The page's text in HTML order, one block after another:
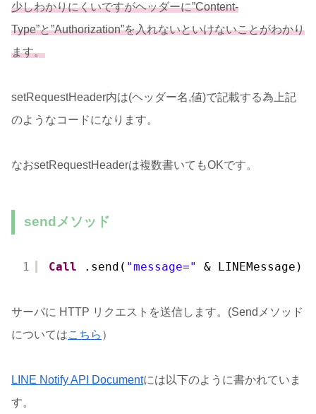
少しわかりにくいですがヘッダーに”Content-
Type”と”Authorization”を入れないといけないことがわかり
ます。
setRequestHeader内は(ヘッダー名,値)で記載する為上記
のようなコードになります。
なおsetRequestHeaderは複数書いてもOKです。
sendメソッド
1 Call .send( "message=" & LINEMessage)
サーバに HTTP リクエストを送信します。(Sendメソッド
についてはこちら ）
LINE Notify API Documentには以下のように書かれていま
す。